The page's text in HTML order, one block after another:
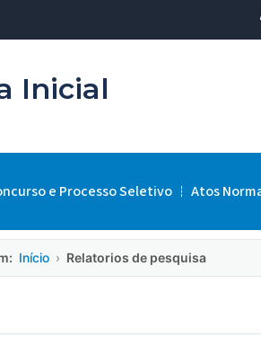
Inicial
e Processo Seletivo Atos
Início › Relatorios de pesquisa